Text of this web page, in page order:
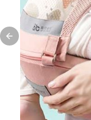
Previous slide